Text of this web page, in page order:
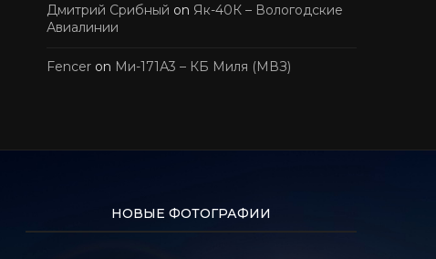
Дмитрий Срибный on Як-40К – Вологодские
Авиалинии
Fencer on Ми-171А3 – КБ Миля (МВЗ)
НОВЫЕ ФОТОГРАФИИ